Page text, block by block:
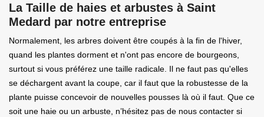
La Taille de haies et arbustes à Saint
Medard par notre entreprise
Normalement, les arbres doivent être coupés à la fin de l'hiver,
quand les plantes dorment et n'ont pas encore de bourgeons,
surtout si vous préférez une taille radicale. Il ne faut pas qu'elles
se déchargent avant la coupe, car il faut que la robustesse de la
plante puisse concevoir de nouvelles pousses là où il faut. Que ce
soit une haie ou un arbuste, n’hésitez pas de nous contacter si